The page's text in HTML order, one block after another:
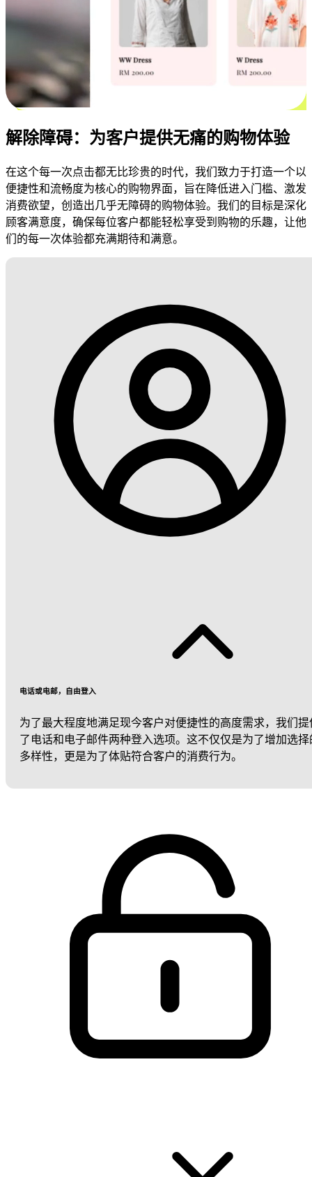
解除障碍：为客户提供无痛的购物体验
在这个每一次点击都无比珍贵的时代，我们致力于打造一个以
便捷性和流畅度为核心的购物界面，旨在降低进入门槛、激发
消费欲望，创造出几乎无障碍的购物体验。我们的目标是深化
顾客满意度，确保每位客户都能轻松享受到购物的乐趣，让他
们的每一次体验都充满期待和满意。
电话或电邮，自由登入
为了最大程度地满足现今客户对便捷性的高度需求，我们提
了电话和电子邮件两种登入选项。这不仅仅是为了增加选择
多样性，更是为了体贴符合客户的消费行为。